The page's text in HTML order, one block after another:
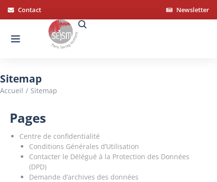
Contact Newsletter
Sitemap
Vous êtes ici :
Accueil Sitemap
Pages
Centre de confidentialité
Conditions Générales d’Utilisation
Contacter le Délégué à la Protection des Données
(DPD)
Demande d’archives des données
Panneau de gestion des cookies